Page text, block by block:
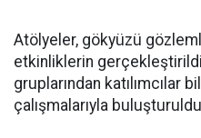
Atölyeler, gökyüzü
etkinliklerin
gruplarından katılımcılar
çalışmalarıyla